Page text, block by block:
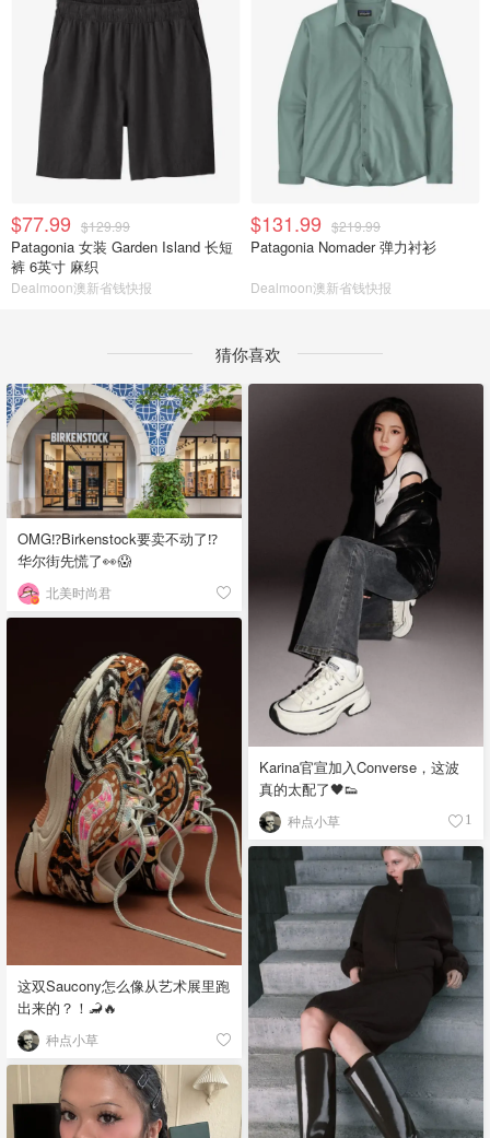
$77.99 $129.99
Patagonia 女装 Garden Island 长短
裤 6英寸 麻织
Dealmoon澳新省钱快报
$131.99 $219.99
Patagonia Nomader 弹力衬衫
Dealmoon澳新省钱快报
猜你喜欢
OMG⁉️Birkenstock要卖不动了⁉
华尔街先慌了👀😱
北美时尚君
Karina官宣加入Converse，这波
真的太配了🖤👟
种点小草 1
这双Saucony怎么像从艺术展里跑
出来的？！🦂🔥
种点小草